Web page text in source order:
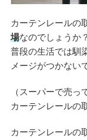
カーテンレールの
場なのでしょうか？
普段の生活では馴
メージがつかない
（スーパーで売っ
カーテンレールの
カーテンレールの